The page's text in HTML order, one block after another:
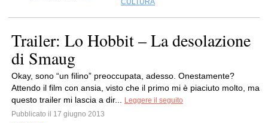
CULTURA
Trailer: Lo Hobbit – La desolazione
di Smaug
Okay, sono “un filino” preoccupata, adesso. Onestamente?
Attendo il film con ansia, visto che il primo mi è piaciuto molto, ma
questo trailer mi lascia a dir...
Leggere il seguito
Pubblicato il 17 giugno 2013